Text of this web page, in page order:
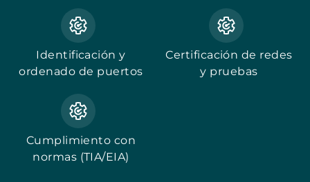
Identificación y
ordenado de puertos
Certificación de redes
y pruebas
Cumplimiento con
normas (TIA/EIA)